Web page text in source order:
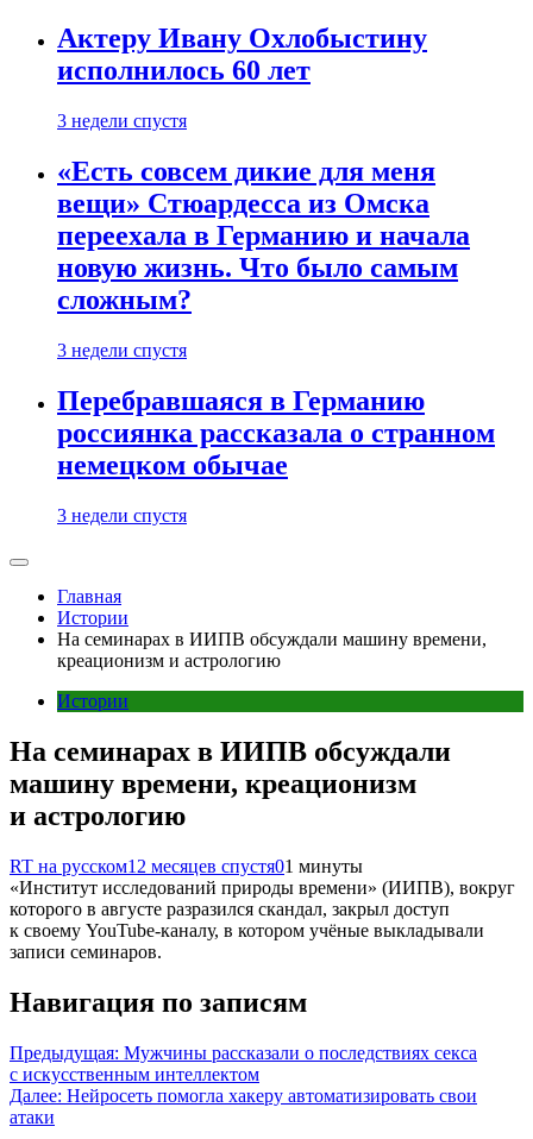
Актеру Ивану Охлобыстину
исполнилось 60 лет
3 недели спустя
«Есть совсем дикие для меня
вещи» Стюардесса из Омска
переехала в Германию и начала
новую жизнь. Что было самым
сложным?
3 недели спустя
Перебравшаяся в Германию
россиянка рассказала о странном
немецком обычае
3 недели спустя
Главная
Истории
На семинарах в ИИПВ обсуждали машину времени,
креационизм и астрологию
Истории
На семинарах в ИИПВ обсуждали
машину времени, креационизм
и астрологию
RT на русском12 месяцев спустя01 минуты
«Институт исследований природы времени» (ИИПВ), вокруг
которого в августе разразился скандал, закрыл доступ
к своему YouTube-каналу, в котором учёные выкладывали
записи семинаров.
Навигация по записям
Предыдущая: Мужчины рассказали о последствиях секса
с искусственным интеллектом
Далее: Нейросеть помогла хакеру автоматизировать свои
атаки